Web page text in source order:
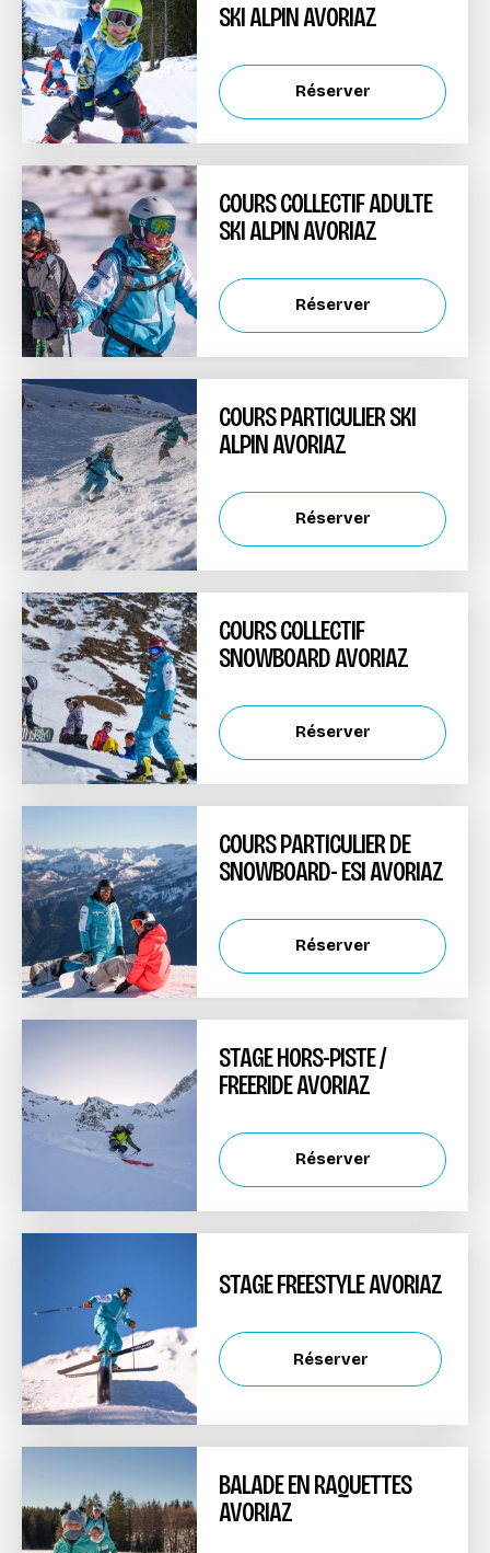
SKI ALPIN AVORIAZ
Réserver
COURS COLLECTIF ADULTE
SKI ALPIN AVORIAZ
Réserver
COURS PARTICULIER SKI
ALPIN AVORIAZ
Réserver
COURS COLLECTIF
SNOWBOARD AVORIAZ
Réserver
COURS PARTICULIER DE
SNOWBOARD- ESI AVORIAZ
Réserver
STAGE HORS-PISTE /
FREERIDE AVORIAZ
Réserver
STAGE FREESTYLE AVORIAZ
Réserver
BALADE EN RAQUETTES
AVORIAZ